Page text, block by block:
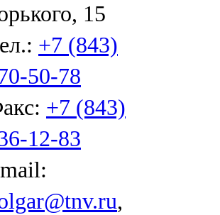
15
+7 (843)
50-78
+7 (843)
12-83
,